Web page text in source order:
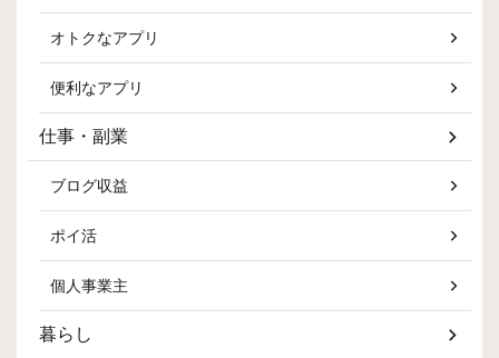
オトクなアプリ
便利なアプリ
仕事・副業
ブログ収益
ポイ活
個人事業主
暮らし